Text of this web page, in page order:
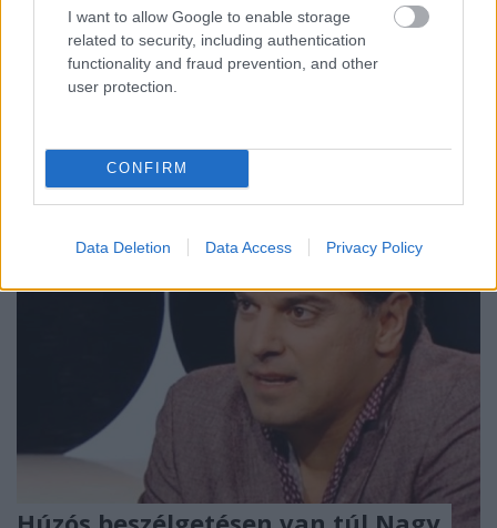
I want to allow Google to enable storage
related to security, including authentication
functionality and fraud prevention, and other
user protection.
CONFIRM
Data Deletion Data Access Privacy Policy
mászkálnak. Mi ilyen pérén várunk Titeket az ATV-n"
- írta egy sztorijában nemrég megosztott, lentebb
látható fotójára Csonka András. A népszerű színész
ezzel utalt arra, hogy néhány óra múlva a Kőbánya